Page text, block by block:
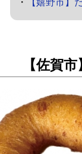
・
【嬉野市
【佐賀